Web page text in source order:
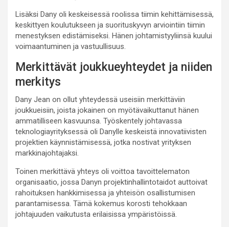
Lisäksi Dany oli keskeisessä roolissa tiimin kehittämisessä,
keskittyen koulutukseen ja suorituskyvyn arviointiin tiimin
menestyksen edistämiseksi. Hänen johtamistyyliinsä kuului
voimaantuminen ja vastuullisuus.
Merkittävät joukkueyhteydet ja niiden
merkitys
Dany Jean on ollut yhteydessä useisiin merkittäviin
joukkueisiin, joista jokainen on myötävaikuttanut hänen
ammatilliseen kasvuunsa. Työskentely johtavassa
teknologiayrityksessä oli Danylle keskeistä innovatiivisten
projektien käynnistämisessä, jotka nostivat yrityksen
markkinajohtajaksi.
Toinen merkittävä yhteys oli voittoa tavoittelematon
organisaatio, jossa Danyn projektinhallintotaidot auttoivat
rahoituksen hankkimisessa ja yhteisön osallistumisen
parantamisessa. Tämä kokemus korosti tehokkaan
johtajuuden vaikutusta erilaisissa ympäristöissä.